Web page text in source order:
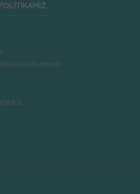
KORUNMASI